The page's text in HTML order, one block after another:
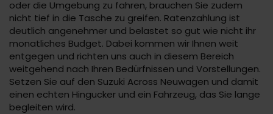
oder die Umgebung zu fahren, brauchen Sie zudem
nicht tief in die Tasche zu greifen. Ratenzahlung ist
deutlich angenehmer und belastet so gut wie nicht ihr
monatliches Budget. Dabei kommen wir Ihnen weit
entgegen und richten uns auch in diesem Bereich
weitgehend nach Ihren Bedürfnissen und Vorstellungen.
Setzen Sie auf den Suzuki Across Neuwagen und damit
einen echten Hingucker und ein Fahrzeug, das Sie lange
begleiten wird.